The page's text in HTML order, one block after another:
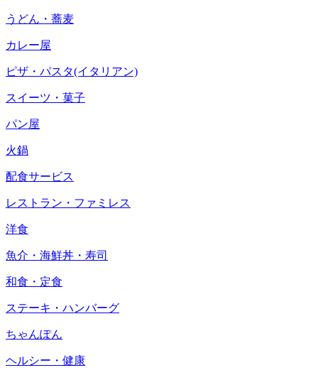
うどん・蕎麦
カレー屋
ピザ・パスタ(イタリアン)
スイーツ・菓子
パン屋
火鍋
配食サービス
レストラン・ファミレス
洋食
魚介・海鮮丼・寿司
和食・定食
ステーキ・ハンバーグ
ちゃんぽん
ヘルシー・健康